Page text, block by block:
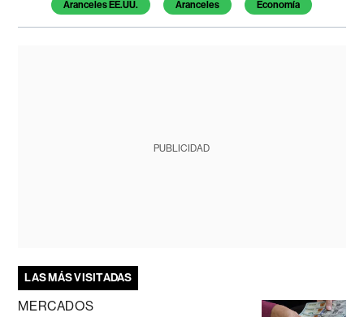
Aranceles EE.UU. Aranceles Economía
PUBLICIDAD
LAS MÁS VISITADAS
MERCADOS